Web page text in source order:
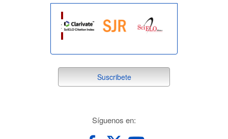
suscribete
Suscribete
Síguenos en: